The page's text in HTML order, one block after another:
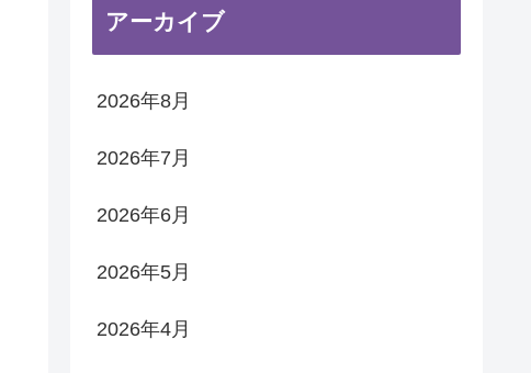
アーカイブ
2026年8月
2026年7月
2026年6月
2026年5月
2026年4月